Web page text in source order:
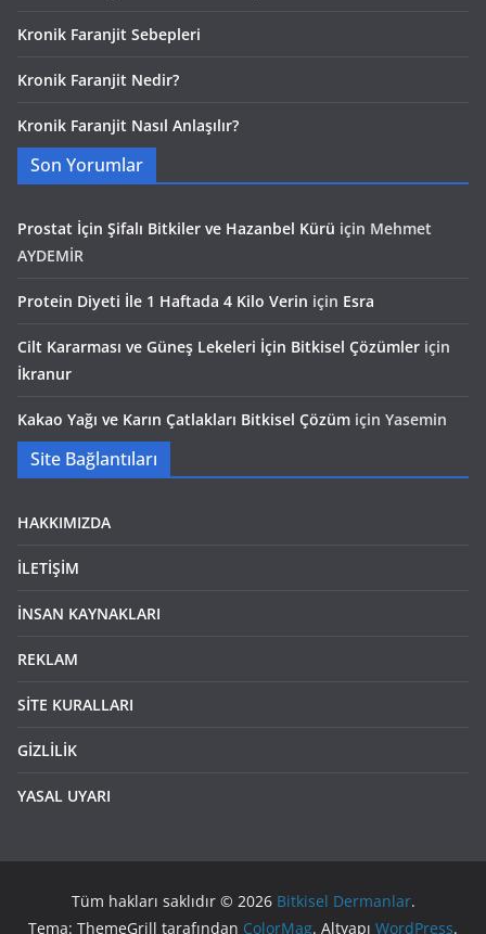
Kronik Faranjit Sebepleri
Kronik Faranjit Nedir?
Kronik Faranjit Nasıl Anlaşılır?
Son Yorumlar
Prostat İçin Şifalı Bitkiler ve Hazanbel Kürü için Mehmet
AYDEMİR
Protein Diyeti İle 1 Haftada 4 Kilo Verin için Esra
Cilt Kararması ve Güneş Lekeleri İçin Bitkisel Çözümler için
İkranur
Kakao Yağı ve Karın Çatlakları Bitkisel Çözüm için Yasemin
Site Bağlantıları
HAKKIMIZDA
İLETİŞİM
İNSAN KAYNAKLARI
REKLAM
SİTE KURALLARI
GİZLİLİK
YASAL UYARI
Tüm hakları saklıdır © 2026 Bitkisel Dermanlar.
Tema: ThemeGrill tarafından ColorMag. Altyapı WordPress.